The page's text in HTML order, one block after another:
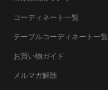
コーディネート一覧
テーブルコーディネート一覧
お買い物ガイド
メルマガ解除